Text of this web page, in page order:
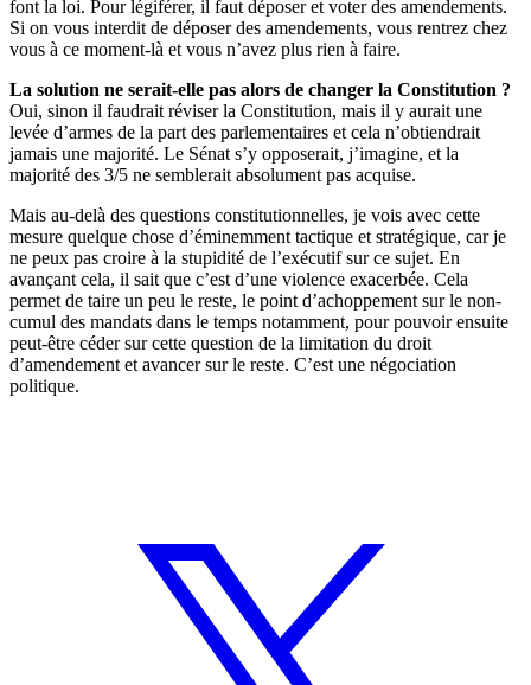
font la loi. Pour légiférer, il faut déposer et voter des amendements.
Si on vous interdit de déposer des amendements, vous rentrez chez
vous à ce moment-là et vous n’avez plus rien à faire.
La solution ne serait-elle pas alors de changer la Constitution ?
Oui, sinon il faudrait réviser la Constitution, mais il y aurait une
levée d’armes de la part des parlementaires et cela n’obtiendrait
jamais une majorité. Le Sénat s’y opposerait, j’imagine, et la
majorité des 3/5 ne semblerait absolument pas acquise.
Mais au-delà des questions constitutionnelles, je vois avec cette
mesure quelque chose d’éminemment tactique et stratégique, car je
ne peux pas croire à la stupidité de l’exécutif sur ce sujet. En
avançant cela, il sait que c’est d’une violence exacerbée. Cela
permet de taire un peu le reste, le point d’achoppement sur le non-
cumul des mandats dans le temps notamment, pour pouvoir ensuite
peut-être céder sur cette question de la limitation du droit
d’amendement et avancer sur le reste. C’est une négociation
politique.